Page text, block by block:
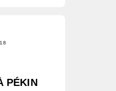
PÉKIN